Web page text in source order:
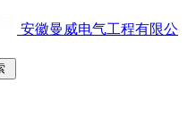
安徽曼威电气工程有限公